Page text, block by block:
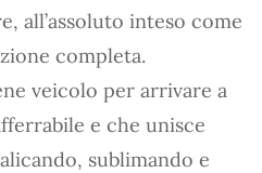
all’assoluto inteso come
completa.
veicolo per arrivare a
e che unisce
sublimando e